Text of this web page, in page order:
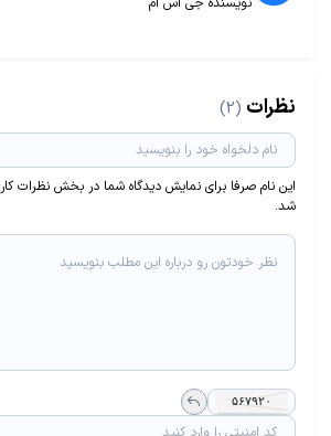
نظرات (2)
این نام صرفا برای نمایش دیدگاه شما در بخش نظرات
شد.